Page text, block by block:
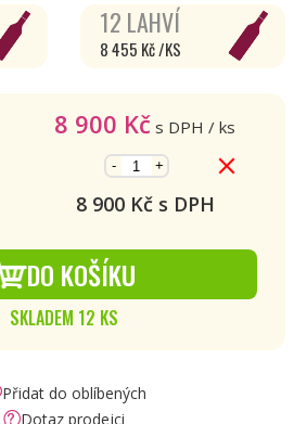
12 LAHVÍ
8 455 Kč /KS
8 900 Kč s DPH / ks
- +
8 900Kč s DPH
DO KOŠÍKU
SKLADEM 12 KS
Přidat do oblíbených
Dotaz prodejci